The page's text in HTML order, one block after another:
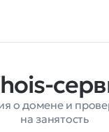
о домене и
на занятость